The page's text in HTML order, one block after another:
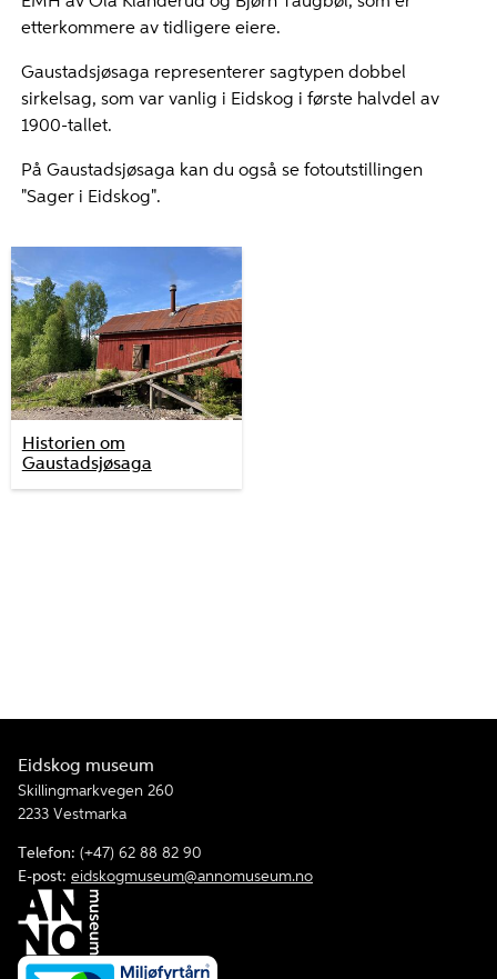
etterkommere av tidligere eiere.
Gaustadsjøsaga representerer sagtypen dobbel
sirkelsag, som var vanlig i Eidskog i første halvdel av
1900-tallet.
På Gaustadsjøsaga kan du også se fotoutstillingen
"Sager i Eidskog".
Historien om
Gaustadsjøsaga
Eidskog museum
Skillingmarkvegen 260
2233 Vestmarka
Telefon: (+47) 62 88 82 90
E-post: eidskogmuseum@annomuseum.no